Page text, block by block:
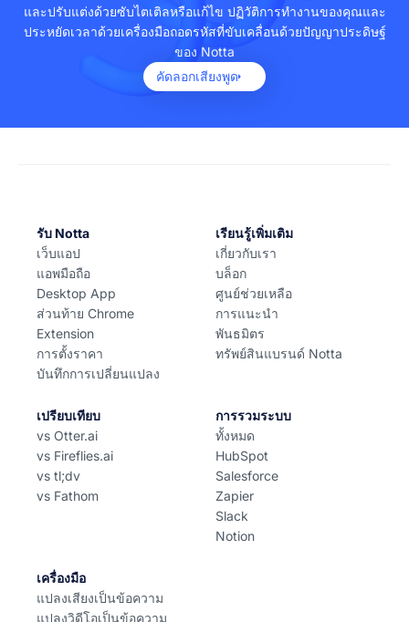
และปรับแต่งด้วยซับไตเติลหรือแก้ไข ปฏิวัติการทำงานของคุณและ
ประหยัดเวลาด้วยเครื่องมือถอดรหัสที่ขับเคลื่อนด้วยปัญญาประดิษฐ์
ของ Notta
คัดลอกเสียงพูด
รับ Notta
เว็บแอป
แอพมือถือ
Desktop App
ส่วนท้าย Chrome
Extension
การตั้งราคา
บันทึกการเปลี่ยนแปลง
เรียนรู้เพิ่มเติม
เกี่ยวกับเรา
บล็อก
ศูนย์ช่วยเหลือ
การแนะนำ
พันธมิตร
ทรัพย์สินแบรนด์ Notta
เปรียบเทียบ
vs Otter.ai
vs Fireflies.ai
vs tl;dv
vs Fathom
การรวมระบบ
ทั้งหมด
HubSpot
Salesforce
Zapier
Slack
Notion
เครื่องมือ
แปลงเสียงเป็นข้อความ
แปลงวิดีโอเป็นข้อความ